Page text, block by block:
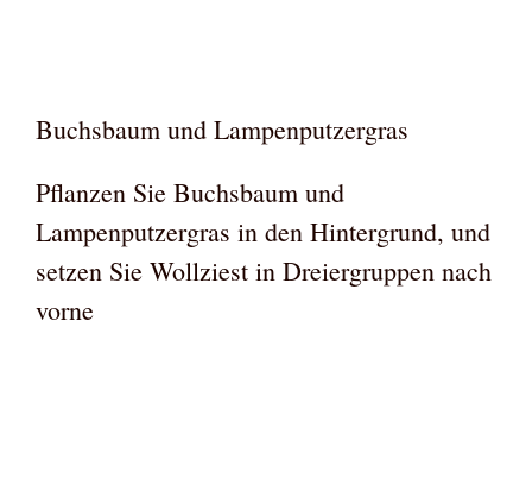
Buchsbaum und Lampenputzergras
Pflanzen Sie Buchsbaum und
Lampenputzergras in den Hintergrund, und
setzen Sie Wollziest in Dreiergruppen nach
vorne